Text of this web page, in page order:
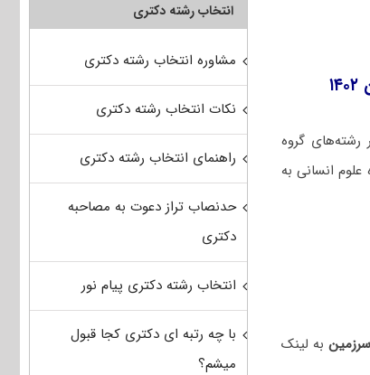
رشته‌های گروه
انسانی به
به لینک
انتخاب رشته دکتری
مشاوره انتخاب رشته دکتری
نکات انتخاب رشته دکتری
راهنمای انتخاب رشته دکتری
حدنصاب تراز دعوت به مصاحبه
دکتری
انتخاب رشته دکتری پیام نور
با چه رتبه ای دکتری کجا قبول
میشم؟